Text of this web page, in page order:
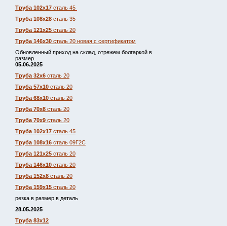
Труба 102х17 сталь 45
Труба 108х28 сталь 35
Труба 121х25 сталь 20
Труба 146х30 сталь 20 новая с сертификатом
Обновленный приход на склад, отрежем болгаркой в
размер.
05.06.2025
Труба 32х6 сталь 20
Труба 57х10 сталь 20
Труба 68х10 сталь 20
Труба 70х8 сталь 20
Труба 70х9 сталь 20
Труба 102х17 сталь 45
Труба 108х16 сталь 09Г2С
Труба 121х25 сталь 20
Труба 146х10 сталь 20
Труба 152х8 сталь 20
Труба 159х15 сталь 20
резка в размер в деталь
28.05.2025
Труба 83х12